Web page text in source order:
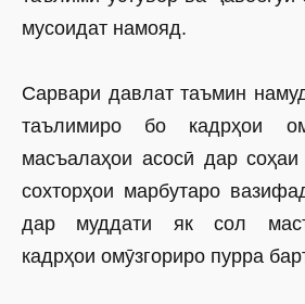
мусоидат намояд.
Сарвари давлат таъмин
таълимиро бо кадрҳои
масъалаҳои асосӣ дар
сохторҳои марбутаро
дар муддати як сол
кадрҳои омӯзгориро пурра